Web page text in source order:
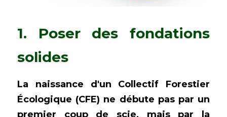
1. Poser des fondations
solides
La naissance d'un Collectif Forestier
Écologique (CFE) ne débute pas par un
premier coup de scie, mais par la